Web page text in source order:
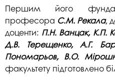
Першим його
професора С.М. Рекала,
доценти: П.Н. Ванцак, К.П.
Д.В. Терещенко, А.Г.
Пономарьов, В.О.
факультету підготовлено